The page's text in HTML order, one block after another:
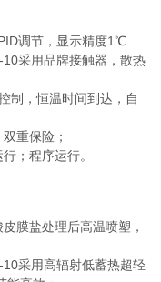
调节，显示精度1℃
采用品牌接触器，散热
制，恒温时间到达，自
重保险；
；程序运行。
膜盐处理后高温喷塑，
采用高辐射低蓄热超轻